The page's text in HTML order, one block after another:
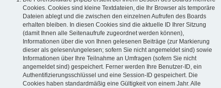
Cookies. Cookies sind kleine Textdateien, die Ihr Browser als temporäre
Dateien ablegt und die zwischen den einzelnen Aufrufen des Boards
erhalten bleiben. In diesen Cookies sind die aktuelle ID Ihrer Sitzung
(damit Ihnen alle Seitenaufrufe zugeordnet werden können),
Informationen über die von Ihnen gelesenen Beiträge (zur Markierung
dieser als gelesen/ungelesen; sofern Sie nicht angemeldet sind) sowie
Informationen über Ihre Teilnahme an Umfragen (sofern Sie nicht
angemeldet sind) gespeichert. Ferner werden Ihre Benutzer-ID, ein
Authentifizierungsschlüssel und eine Session-ID gespeichert. Die
Cookies haben standardmäßig eine Gültigkeit von einem Jahr. Alle